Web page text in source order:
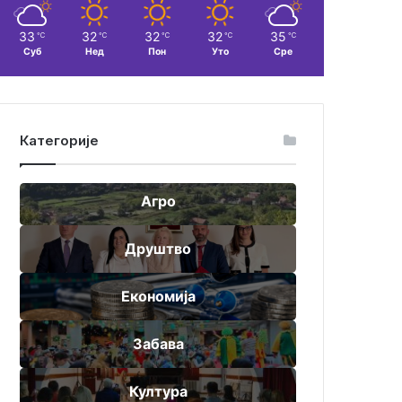
33 ℃
Суб
32 ℃
Нед
32 ℃
Пон
32 ℃
Уто
35 ℃
Сре
Категорије
Агро
Друштво
Економија
Забава
Култура